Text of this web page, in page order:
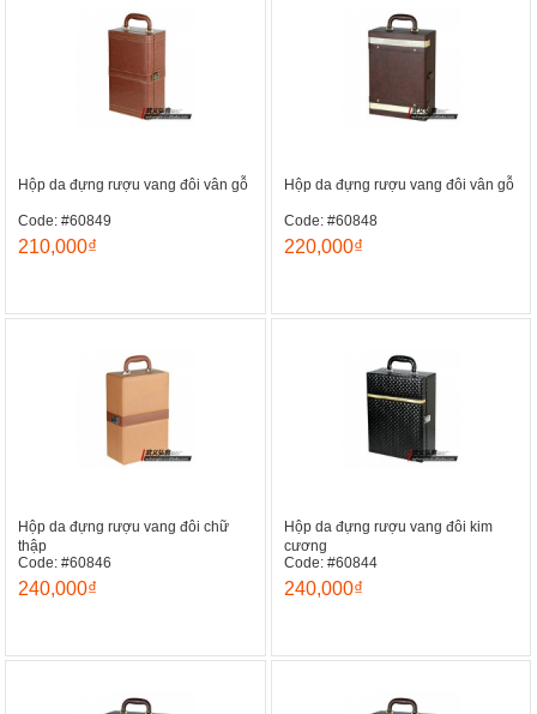
Hộp da đựng rượu vang đôi vân gỗ
Code: #60849
210,000₫
Hộp da đựng rượu vang đôi vân gỗ
Code: #60848
220,000₫
Hộp da đựng rượu vang đôi chữ
thập
Code: #60846
240,000₫
Hộp da đựng rượu vang đôi kim
cương
Code: #60844
240,000₫